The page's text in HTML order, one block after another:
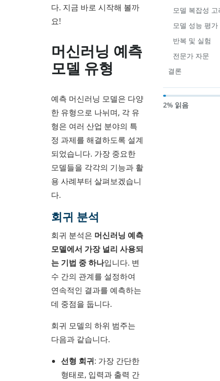
다. 지금 바로 시작해 볼까
요!
머신러닝 예측
모델 유형
예측 머신러닝 모델은 다양
한 유형으로 나뉘며, 각 유
형은 여러 산업 분야의 특
정 과제를 해결하도록 설계
되었습니다. 가장 중요한
모델들을 각각의 기능과 활
용 사례부터 살펴보겠습니
다.
회귀 분석
회귀 분석은 머신러닝 예측
모델에서 가장 널리 사용되
는 기법 중 하나입니다. 변
수 간의 관계를 설정하여
연속적인 결과를 예측하는
데 중점을 둡니다.
회귀 모델의 하위 범주는
다음과 같습니다.
선형 회귀: 가장 간단한
형태로, 입력과 출력 간
모델 복잡성 고
모델 성능 평가
반복 및 실험
전문가 자문
결론
2% 읽음